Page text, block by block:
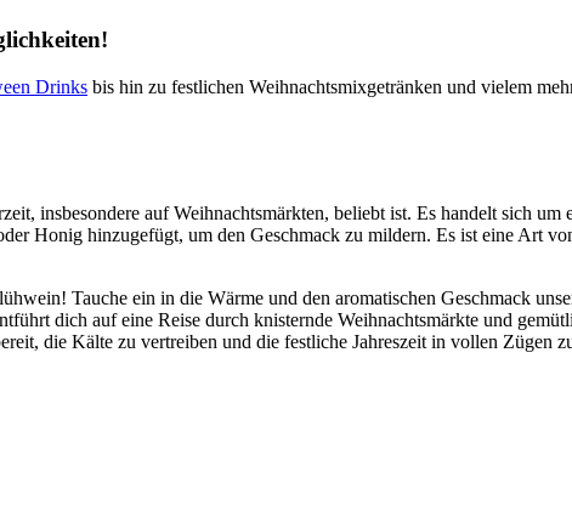
Drinks bis hin zu festlichen Weihnachtsmixgetränken und vielem
insbesondere auf Weihnachtsmärkten, beliebt ist. Es handelt sich
Honig hinzugefügt, um den Geschmack zu mildern. Es ist eine Art
Tauche ein in die Wärme und den aromatischen Geschmack
dich auf eine Reise durch knisternde Weihnachtsmärkte und
die Kälte zu vertreiben und die festliche Jahreszeit in vollen Zügen